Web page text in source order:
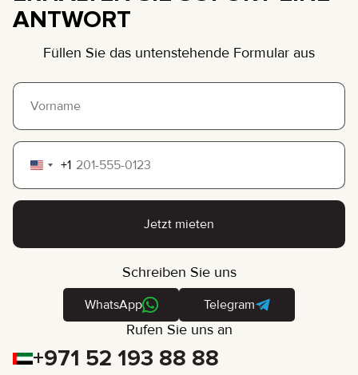
ANTWORT
Füllen Sie das untenstehende Formular aus
United
States
+1
Jetzt mieten
Schreiben Sie uns
WhatsApp Telegram
Rufen Sie uns an
+971 52 193 88 88